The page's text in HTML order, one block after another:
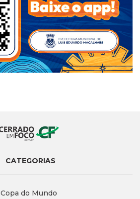
CATEGORIAS
Copa do Mundo